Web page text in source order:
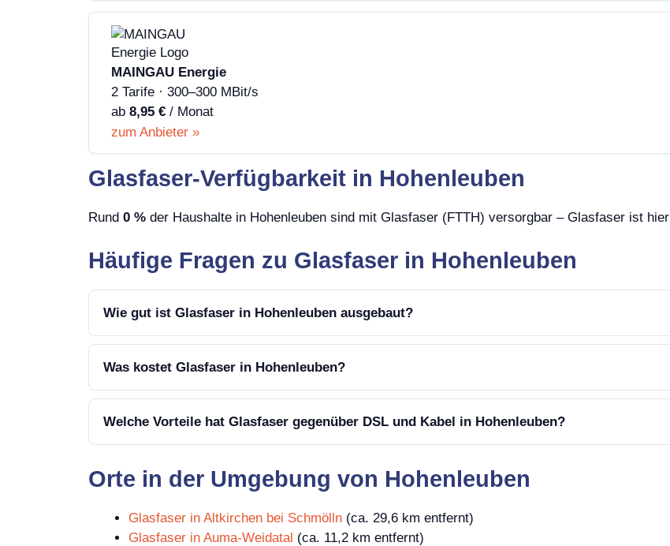
MAINGAU Energie
2 Tarife · 300–300 MBit/s
ab 8,95 € / Monat
zum Anbieter »
Glasfaser-Verfügbarkeit in Hohenleuben
Rund 0 % der Haushalte in Hohenleuben sind mit Glasfaser (FTTH) versorgbar – Glasfaser ist hier
Häufige Fragen zu Glasfaser in Hohenleuben
Wie gut ist Glasfaser in Hohenleuben ausgebaut?
Was kostet Glasfaser in Hohenleuben?
Welche Vorteile hat Glasfaser gegenüber DSL und Kabel in Hohenleuben?
Orte in der Umgebung von Hohenleuben
Glasfaser in Altkirchen bei Schmölln (ca. 29,6 km entfernt)
Glasfaser in Auma-Weidatal (ca. 11,2 km entfernt)